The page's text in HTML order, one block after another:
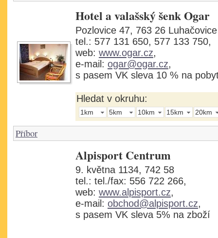
Hotel a valašský šenk Ogar
Pozlovice 47, 763 26 Luhačovice
tel.: 577 131 650, 577 133 750,
web: www.ogar.cz,
e-mail: ogar@ogar.cz,
s pasem VK sleva 10 % na
Hledat v okruhu:
1km 5km 10km 15km 20km
Příbor
Alpisport Centrum
9. května 1134, 742 58
tel.: tel./fax: 556 722 266,
web: www.alpisport.cz,
e-mail: obchod@alpisport.cz,
s pasem VK sleva 5% na zboží